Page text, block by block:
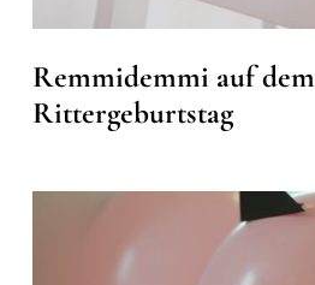
Remmidemmi auf dem
Rittergeburtstag